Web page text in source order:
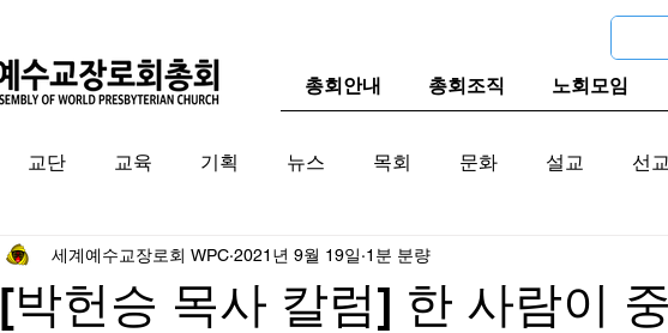
총회안내 총회조직 노회모임
교단 교육 기획 뉴스 목회 문화 설교 선교
특집 미국 교계 한국 교계 교단역사
[박헌승 목사 칼럼] 한 사람이
세계예수교장로회 WPC 2021년 9월 19일 1분 분량